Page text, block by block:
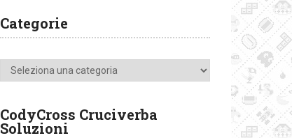
Categorie
Categorie
CodyCross Cruciverba
Soluzioni